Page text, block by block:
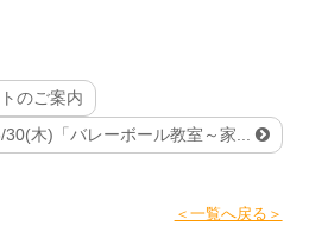
のご案内
30(木)「バレーボール教室～家...
＜一覧へ戻る＞